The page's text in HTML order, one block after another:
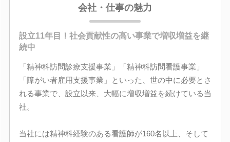
会社・仕事の魅力
設立11年目！社会貢献性の高い事業で増収増益を継
続中
「精神科訪問診療支援事業」「精神科訪問看護事業」
「障がい者雇用支援事業」といった、世の中に必要とさ
れる事業で、設立以来、大幅に増収増益を続けている当
社。
当社には精神科経験のある看護師が160名以上、そして